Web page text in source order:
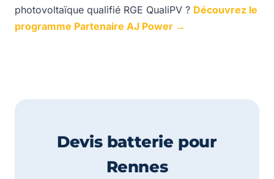
photovoltaïque qualifié RGE QualiPV ? Découvrez le
programme Partenaire AJ Power →
Devis batterie pour
Rennes